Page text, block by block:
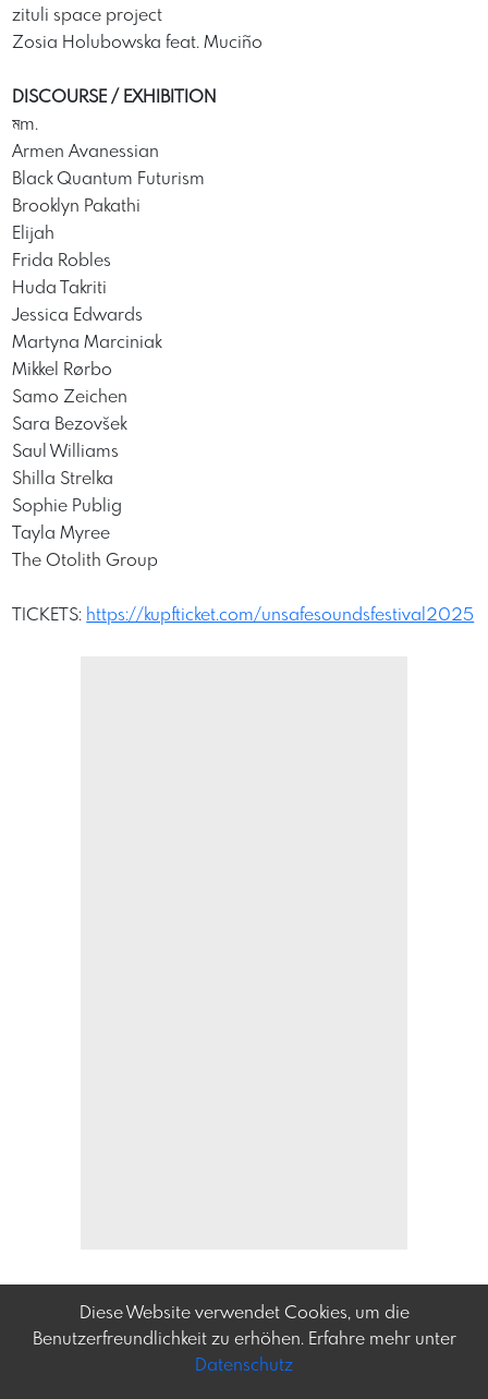
zituli space project
Zosia Holubowska feat. Muciño
DISCOURSE / EXHIBITION
মm.
Armen Avanessian
Black Quantum Futurism
Brooklyn Pakathi
Elijah
Frida Robles
Huda Takriti
Jessica Edwards
Martyna Marciniak
Mikkel Rørbo
Samo Zeichen
Sara Bezovšek
Saul Williams
Shilla Strelka
Sophie Publig
Tayla Myree
The Otolith Group
TICKETS: https://kupfticket.com/unsafesoundsfestival2025
Diese Website verwendet Cookies, um die
Benutzerfreundlichkeit zu erhöhen. Erfahre mehr unter
Datenschutz